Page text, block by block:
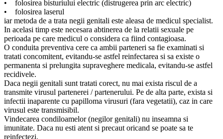
• folosirea bisturiului electric (distrugerea prin arc electric)
• folosirea laserul
iar metoda de a trata negii genitali este aleasa de medicul specialist.
In acelasi timp este necesara abtinerea de la relatii sexuale pe
perioada pe care medicul o considera ca fiind contagioasa.
O conduita preventiva cere ca ambii parteneri sa fie examinati si
tratati concomitent, evitandu-se astfel reinfectarea si sa existe o
permanenta si prelungita supraveghere medicala, evitandu-se astfel
recidivele.
Daca negii genitali sunt tratati corect, nu mai exista riscul de a
transmite virusul partenerei / partenerului. Pe de alta parte, exista si
infectii inaparente cu papilloma virusuri (fara vegetatii), caz in care
virusul este transmisibil.
Vindecarea condiloamelor (negilor genitali) nu inseamna si
imunitate. Daca nu esti atent si precaut oricand se poate sa te
reinfectezi.